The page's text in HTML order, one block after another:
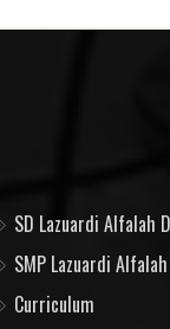
SD Lazuardi Alfalah
SMP Lazuardi
Curriculum